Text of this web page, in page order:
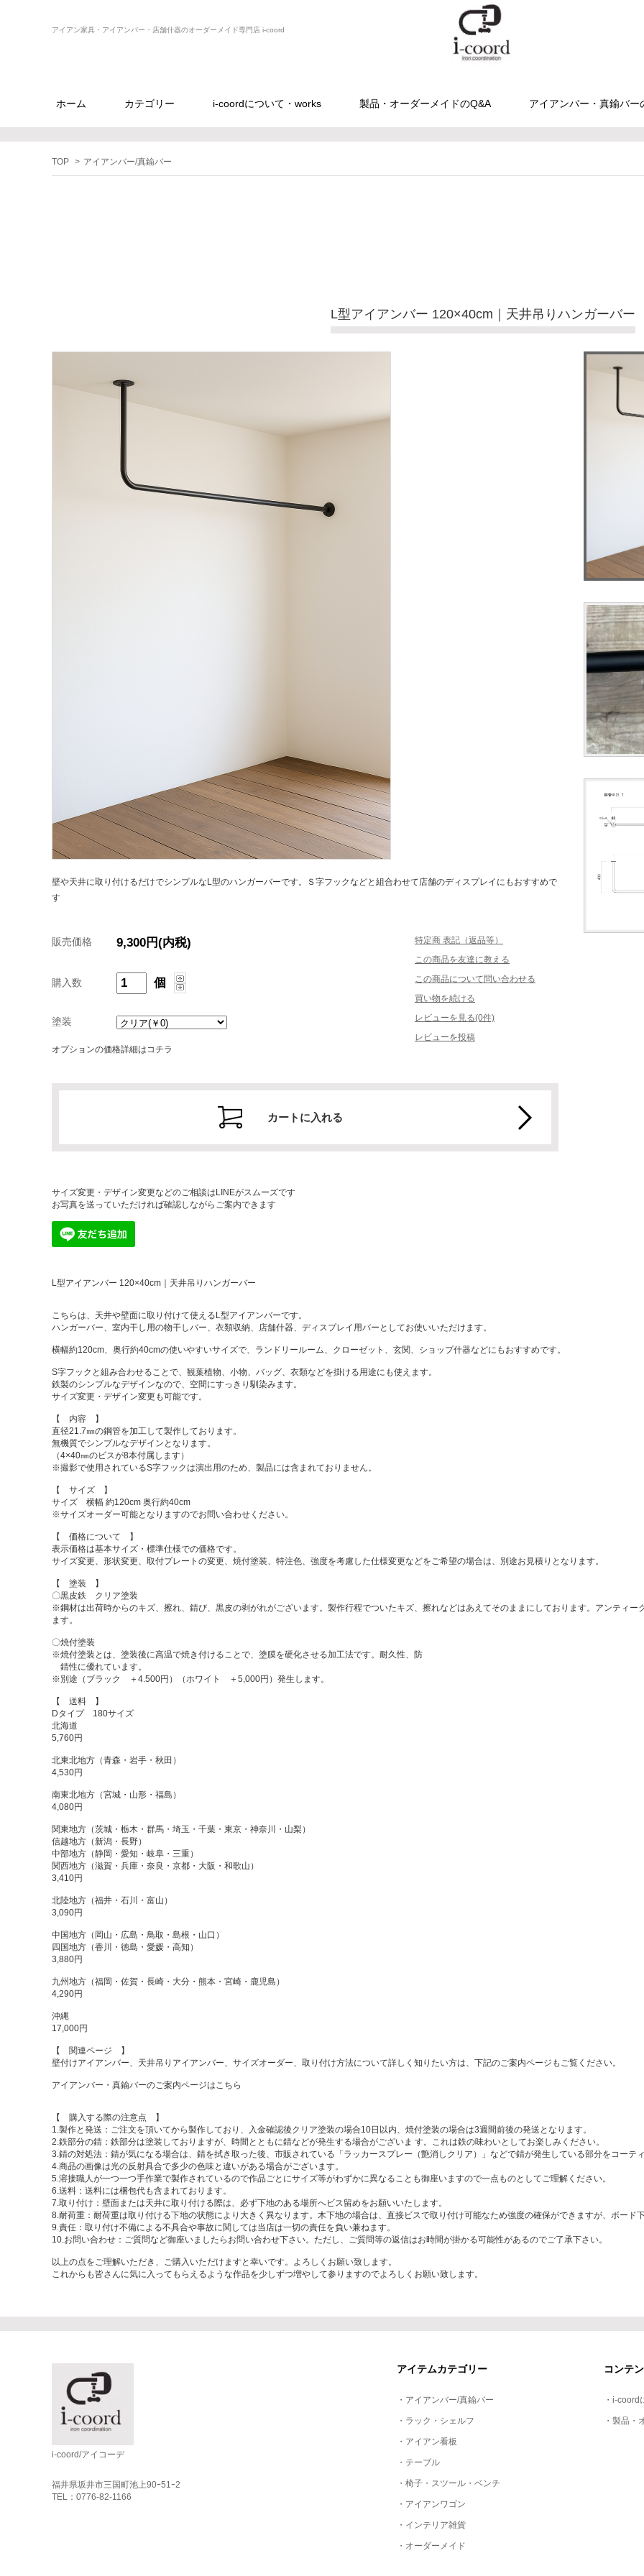
アイアン家具・アイアンバー・店舗什器のオーダーメイド専門店 i-coord
ホーム カテゴリー i-coordについて・works 製品・オーダーメイドのQ&A アイアンバー・真鍮バー
TOP > アイアンバー/真鍮バー
L型アイアンバー 120×40cm｜天井吊りハンガーバー
壁や天井に取り付けるだけでシンプルなL型のハンガーバーです。Ｓ字フックなどと組合わせて店舗のディスプレイにもおすすめで
す
販売価格 9,300円(内税)
購入数 個
塗装
オプションの価格詳細はコチラ
特定商 表記（返品等）
この商品を友達に教える
この商品について問い合わせる
買い物を続ける
レビューを見る(0件)
レビューを投稿
サイズ変更・デザイン変更などのご相談はLINEがスムーズです
お写真を送っていただければ確認しながらご案内できます
L型アイアンバー 120×40cm｜天井吊りハンガーバー
こちらは、天井や壁面に取り付けて使えるL型アイアンバーです。
ハンガーバー、室内干し用の物干しバー、衣類収納、店舗什器、ディスプレイ用バーとしてお使いいただけます。
横幅約120cm、奥行約40cmの使いやすいサイズで、ランドリールーム、クローゼット、玄関、ショップ什器などにもおすすめです。
S字フックと組み合わせることで、観葉植物、小物、バッグ、衣類などを掛ける用途にも使えます。
鉄製のシンプルなデザインなので、空間にすっきり馴染みます。
サイズ変更・デザイン変更も可能です。
【 内容 】
直径21.7㎜の鋼管を加工して製作しております。
無機質でシンプルなデザインとなります。
（4×40㎜のビスが8本付属します）
※撮影で使用されているS字フックは演出用のため、製品には含まれておりません。
【 サイズ 】
サイズ 横幅 約120cm 奥行約40cm
※サイズオーダー可能となりますのでお問い合わせください。
【 価格について 】
表示価格は基本サイズ・標準仕様での価格です。
サイズ変更、形状変更、取付プレートの変更、焼付塗装、特注色、強度を考慮した仕様変更などをご希望の場合は、別途お見積りとなります。
【 塗装 】
〇黒皮鉄 クリア塗装
※鋼材は出荷時からのキズ、擦れ、錆び、黒皮の剥がれがございます。製作行程でついたキズ、擦れなどはあえてそのままにしております。アンティー
ます。
〇焼付塗装
※焼付塗装とは、塗装後に高温で焼き付けることで、塗膜を硬化させる加工法です。耐久性、防
錆性に優れています。
※別途（ブラック ＋4.500円）（ホワイト ＋5,000円）発生します。
【 送料 】
Dタイプ 180サイズ
北海道
5,760円
北東北地方（青森・岩手・秋田）
4,530円
南東北地方（宮城・山形・福島）
4,080円
関東地方（茨城・栃木・群馬・埼玉・千葉・東京・神奈川・山梨）
信越地方（新潟・長野）
中部地方（静岡・愛知・岐阜・三重）
関西地方（滋賀・兵庫・奈良・京都・大阪・和歌山）
3,410円
北陸地方（福井・石川・富山）
3,090円
中国地方（岡山・広島・鳥取・島根・山口）
四国地方（香川・徳島・愛媛・高知）
3,880円
九州地方（福岡・佐賀・長崎・大分・熊本・宮崎・鹿児島）
4,290円
沖縄
17,000円
【 関連ページ 】
壁付けアイアンバー、天井吊りアイアンバー、サイズオーダー、取り付け方法について詳しく知りたい方は、下記のご案内ページもご覧ください。
アイアンバー・真鍮バーのご案内ページはこちら
【 購入する際の注意点 】
1.製作と発送：ご注文を頂いてから製作しており、入金確認後クリア塗装の場合10日以内、焼付塗装の場合は3週間前後の発送となります。
2.鉄部分の錆：鉄部分は塗装しておりますが、時間とともに錆などが発生する場合がございま す。これは鉄の味わいとしてお楽しみください。
3.錆の対処法：錆が気になる場合は、錆を拭き取った後、市販されている「ラッカースプレー（艶消しクリア）」などで錆が発生している部分をコーテ
4.商品の画像は光の反射具合で多少の色味と違いがある場合がございます。
5.溶接職人が一つ一つ手作業で製作されているので作品ごとにサイズ等がわずかに異なることも御座いますので一点ものとしてご理解ください。
6.送料：送料には梱包代も含まれております。
7.取り付け：壁面または天井に取り付ける際は、必ず下地のある場所へビス留めをお願いいたします。
8.耐荷重：耐荷重は取り付ける下地の状態により大きく異なります。木下地の場合は、直接ビスで取り付け可能なため強度の確保ができますが、ボード
9.責任：取り付け不備による不具合や事故に関しては当店は一切の責任を負い兼ねます。
10.お問い合わせ：ご質問など御座いましたらお問い合わせ下さい。ただし、ご質問等の返信はお時間が掛かる可能性があるのでご了承下さい。
以上の点をご理解いただき、ご購入いただけますと幸いです。よろしくお願い致します。
これからも皆さんに気に入ってもらえるような作品を少しずつ増やして参りますのでよろしくお願い致します。
i-coord/アイコーデ
福井県坂井市三国町池上90ｰ51ｰ2
TEL：0776-82-1166
アイテムカテゴリー
・アイアンバー/真鍮バー
・ラック・シェルフ
・アイアン看板
・テーブル
・椅子・スツール・ベンチ
・アイアンワゴン
・インテリア雑貨
・オーダーメイド
コンテ
・i-coord
・製品・